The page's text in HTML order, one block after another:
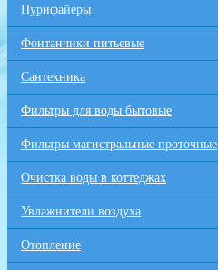
Пурифайеры
Фонтанчики питьевые
Сантехника
Фильтры для воды бытовые
Фильтры магистральные проточные
Очистка воды в коттеджах
Увлажнители воздуха
Отопление